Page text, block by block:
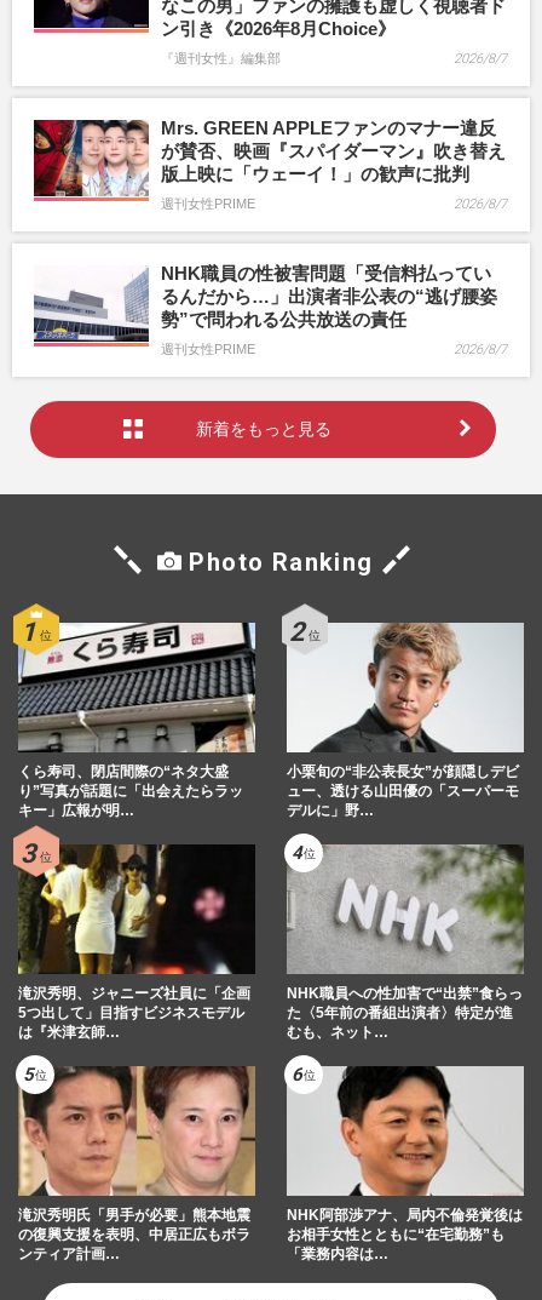
なこの男」ファンの擁護も虚しく視聴者ド
ン引き《2026年8月Choice》
『週刊女性』編集部 2026/8/7
Mrs. GREEN APPLEファンのマナー違反
が賛否、映画『スパイダーマン』吹き替え
版上映に「ウェーイ！」の歓声に批判
週刊女性PRIME 2026/8/7
NHK職員の性被害問題「受信料払ってい
るんだから…」出演者非公表の“逃げ腰姿
勢”で問われる公共放送の責任
週刊女性PRIME 2026/8/7
新着をもっと見る
Photo Ranking
くら寿司、閉店間際の“ネタ大盛
り”写真が話題に「出会えたらラッ
キー」広報が明…
小栗旬の“非公表長女”が顔隠しデビ
ュー、透ける山田優の「スーパーモ
デルに」野…
滝沢秀明、ジャニーズ社員に「企画
5つ出して」目指すビジネスモデル
は『米津玄師…
NHK職員への性加害で“出禁”食らっ
た〈5年前の番組出演者〉特定が進
むも、ネット…
滝沢秀明氏「男手が必要」熊本地震
の復興支援を表明、中居正広もボラ
ンティア計画…
NHK阿部渉アナ、局内不倫発覚後は
お相手女性とともに“在宅勤務”も
「業務内容は…